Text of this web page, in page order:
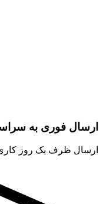
ارسال فوری به
ارسال ظرف یک روز